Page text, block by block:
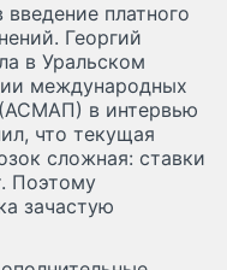
платного
Георгий
в Уральском
международных
в интервью
что текущая
сложная: ставки
Поэтому
зачастую